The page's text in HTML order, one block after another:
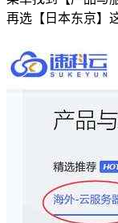
再选【日本东京】